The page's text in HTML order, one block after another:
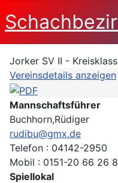
Jorker SV II -
Vereinsdetails anzeigen
Mannschaftsführer
Buchhorn,Rüdiger
rudibu@gmx.de
Telefon : 04142-2950
Mobil : 0151-20 66 26
Spiellokal